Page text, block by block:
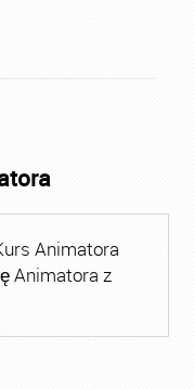
Animatora
Animatora z